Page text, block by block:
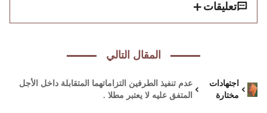
تعليقات
المقال التالي
اجتهادات
مختارة
عدم تنفيذ الطرفين التزاماتهما المتقابلة داخل الأجل
المتفق عليه لا يعتبر مطلا .